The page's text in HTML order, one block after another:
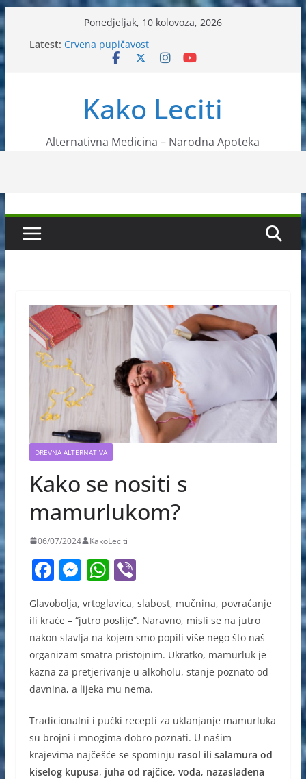
Skip
to
content
Ponedjeljak, 10 kolovoza, 2026
Latest: Crvena pupičavost
Čir na želucu – Liječenje prirodnim metodama
Liječenje bubrežnog kamenca uz pomoć čaja
Kako Leciti
Alternativna Medicina – Narodna Apoteka
DREVNA ALTERNATIVA
Kako se nositi s
mamurlukom?
06/07/2024 KakoLeciti
F
c
e
b
o
o
k
M
ss
e
n
g
er
W
at
s
A
p
p
Vi
er
Glavobolja, vrtoglavica, slabost, mučnina, povraćanje
ili kraće – “jutro poslije”. Naravno, misli se na jutro
nakon slavlja na kojem smo popili više nego što naš
organizam smatra pristojnim. Ukratko, mamurluk je
kazna za pretjerivanje u alkoholu, stanje poznato od
davnina, a lijeka mu nema.
Tradicionalni i pučki recepti za uklanjanje mamurluka
su brojni i mnogima dobro poznati. U našim
krajevima najčešće se spominju rasol ili salamura od
kiselog kupusa, juha od rajčice, voda, nazaslađena